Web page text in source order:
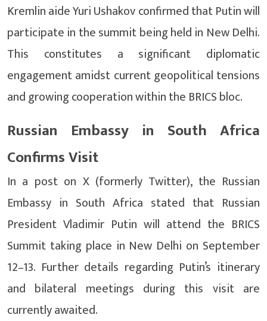
Kremlin aide Yuri Ushakov confirmed that Putin will
participate in the summit being held in New Delhi.
This constitutes a significant diplomatic
engagement amidst current geopolitical tensions
and growing cooperation within the BRICS bloc.
Russian Embassy in South Africa
Confirms Visit
In a post on X (formerly Twitter), the Russian
Embassy in South Africa stated that Russian
President Vladimir Putin will attend the BRICS
Summit taking place in New Delhi on September
12–13. Further details regarding Putin’s itinerary
and bilateral meetings during this visit are
currently awaited.